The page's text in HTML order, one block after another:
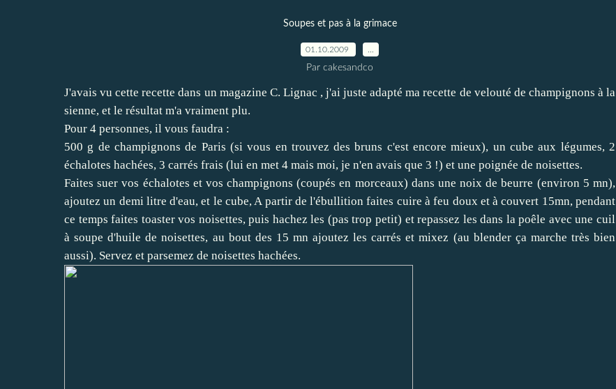
Soupes et pas à la grimace
01.10.2009
Par cakesandco
J'avais vu cette recette dans un magazine C. Lignac , j'ai juste adapté ma recette de velouté de champignons à la
sienne, et le résultat m'a vraiment plu.
Pour 4 personnes, il vous faudra :
500 g de champignons de Paris (si vous en trouvez des bruns c'est encore mieux), un cube aux légumes, 2
échalotes hachées, 3 carrés frais (lui en met 4 mais moi, je n'en avais que 3 !) et une poignée de noisettes.
Faites suer vos échalotes et vos champignons (coupés en morceaux) dans une noix de beurre (environ 5 mn),
ajoutez un demi litre d'eau, et le cube, A partir de l'ébullition faites cuire à feu doux et à couvert 15mn, pendant
ce temps faites toaster vos noisettes, puis hachez les (pas trop petit) et repassez les dans la poêle avec une cuil
à soupe d'huile de noisettes, au bout des 15 mn ajoutez les carrés et mixez (au blender ça marche très bien
aussi). Servez et parsemez de noisettes hachées.